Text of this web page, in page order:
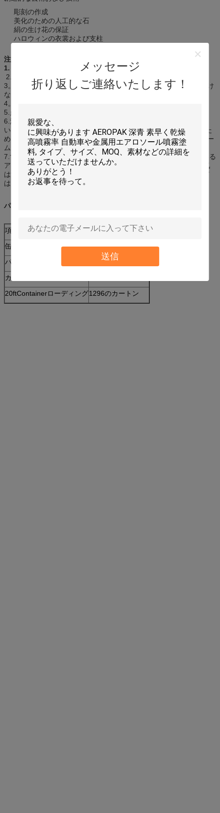
メッセージ
折り返しご連絡いたします！
送信
彫刻の作成
美化のための人工的な石
絹の生け花の保証
ハロウィンの衣裳および支柱
注意:
1.
子供の手の届かないところに保ちなさい
2.日光から保護し、50℃を超過する温度に露出してはいけない
3。使用の後でさえも、穴を開けなかったり、または燃やしてはいけ
ない。
4。露出した炎か白熱材料で吹きかけてはいけない。
5.点火のもとから保ちなさい。作動した場合禁煙。
6.泡は非常に付着力であり、乾燥された泡は取除き非常ににく
い。 摩耗の手袋、目の保護、帽子および仕事着。あなたが泡立つた
めに露出されてほしくない区域をカバーしなさい。 ウレタン フォー
ムを使用する場合の使用カバー。
7.すぐにきれいなこぼれ（泡が乾燥する前に）アセトンを含んでいる
アセトンかマニキュアの除去剤と。水を使用してはいけない（湿気
は泡を治すのを助ける）。溶媒と治された泡を取除くように試みて
はいけない。治された泡は身に着け、健康に有害ではない。
パッケージ:
項目いいえ: APK-8620
缶のサイズ:
∮65mmx 300mm H
パッケージ:
750ml X 12pcs/ctn
カートンのサイズ:
20ftContainerローディング1296のカートン